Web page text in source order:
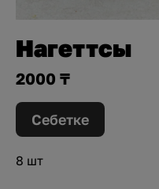
Нагеттсы
2000 ₸
Себетке
8 шт